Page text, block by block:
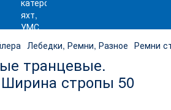
Лебедки, Ремни, Разное Ремни
транцевые.
стропы 50